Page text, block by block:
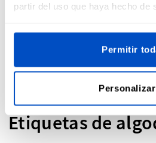
partir del uso que haya hecho de
Permitir
Personalizar
Etiquetas de